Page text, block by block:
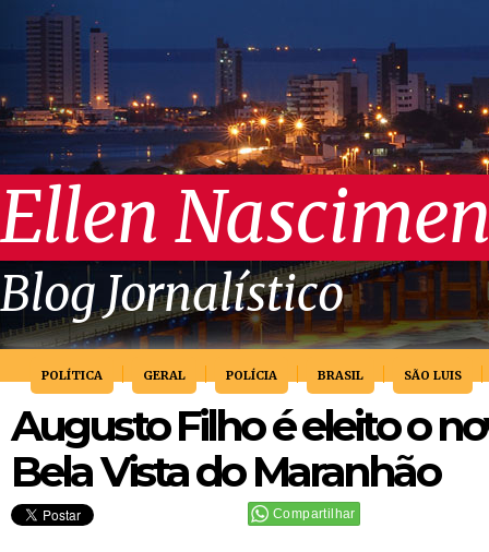
Ellen
Blog Jornalístico
POLÍTICA GERAL POLÍCIA BRASIL SÃO LUIS
Augusto Filho é eleito o
Bela Vista do Maranhão
Compartilhar